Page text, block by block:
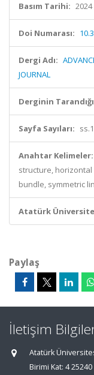
Basım Tarihi: 2024
Doi Numarası:
Dergi Adı:
JOURNAL
Derginin
Sayfa Sayıları:
Anahtar Kelimeler:
structure,
bundle, symmetric
Atatürk
Paylaş
İletişim
Atatürk
Birimi Kat: 4 25240